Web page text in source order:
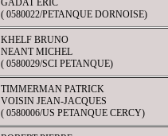
GADAT ERIC
( 0580022/PETANQUE DORNOISE)
KHELF BRUNO
NEANT MICHEL
( 0580029/SCI PETANQUE)
TIMMERMAN PATRICK
VOISIN JEAN-JACQUES
( 0580006/US PETANQUE CERCY)